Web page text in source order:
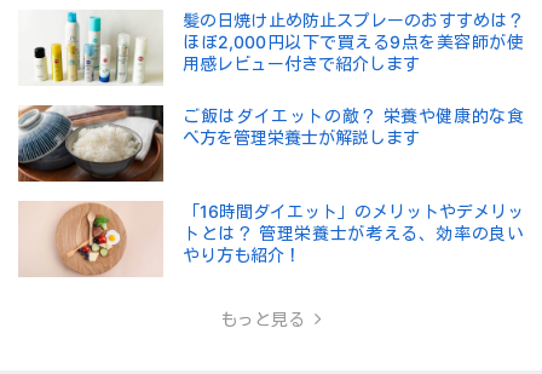
髪の日焼け止め防止スプレーのおすすめは？
ほぼ2,000円以下で買える9点を美容師が使
用感レビュー付きで紹介します
ご飯はダイエットの敵？ 栄養や健康的な食
べ方を管理栄養士が解説します
「16時間ダイエット」のメリットやデメリッ
トとは？ 管理栄養士が考える、効率の良い
やり方も紹介！
もっと見る